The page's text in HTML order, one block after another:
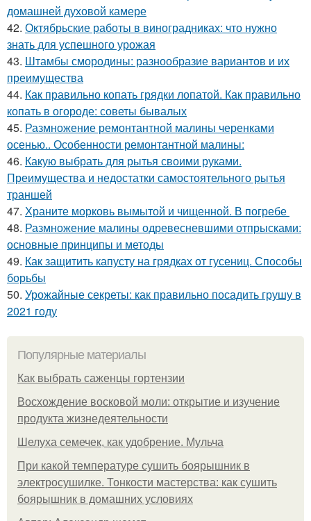
домашней духовой камере
42. Октябрьские работы в виноградниках: что нужно
знать для успешного урожая
43. Штамбы смородины: разнообразие вариантов и их
преимущества
44. Как правильно копать грядки лопатой. Как правильно
копать в огороде: советы бывалых
45. Размножение ремонтантной малины черенками
осенью.. Особенности ремонтантной малины:
46. Какую выбрать для рытья своими руками.
Преимущества и недостатки самостоятельного рытья
траншей
47. Храните морковь вымытой и чищенной. В погребе
48. Размножение малины одревесневшими отпрысками:
основные принципы и методы
49. Как защитить капусту на грядках от гусениц. Способы
борьбы
50. Урожайные секреты: как правильно посадить грушу в
2021 году
Популярные материалы
Как выбрать саженцы гортензии
Восхождение восковой моли: открытие и изучение
продукта жизнедеятельности
Шелуха семечек, как удобрение. Мульча
При какой температуре сушить боярышник в
электросушилке. Тонкости мастерства: как сушить
боярышник в домашних условиях